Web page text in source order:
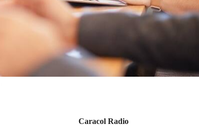
Caracol Radio